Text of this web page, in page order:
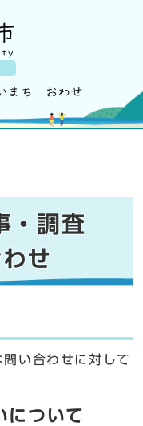
・調査
せ
い合わせに対して
について